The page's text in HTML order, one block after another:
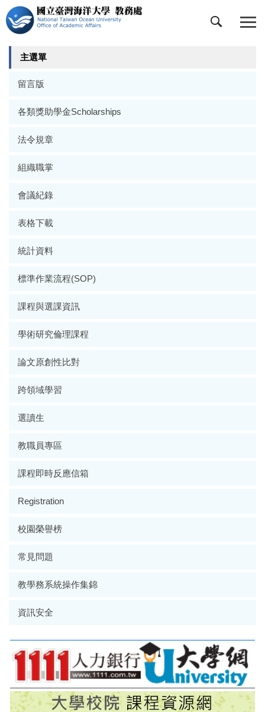
跳
到
主
要
主選單
留言版
各類獎助學金Scholarships
法令規章
組織職掌
會議紀錄
表格下載
統計資料
標準作業流程(SOP)
課程與選課資訊
學術研究倫理課程
論文原創性比對
跨領域學習
選讀生
教職員專區
課程即時反應信箱
Registration
校園榮譽榜
常見問題
教學務系統操作集錦
資訊安全